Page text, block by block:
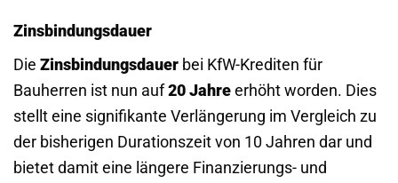
Zinsbindungsdauer
Die Zinsbindungsdauer bei KfW-Krediten für
Bauherren ist nun auf20 Jahreerhöht worden. Dies
stellt eine signifikante Verlängerung im Vergleich zu
der bisherigen Durationszeit von 10 Jahren dar und
bietet damit eine längere Finanzierungs- und